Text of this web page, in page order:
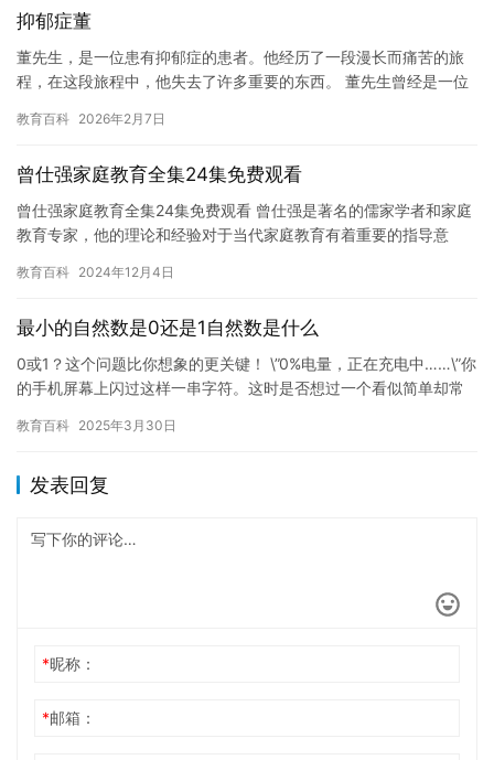
抑郁症董
董先生，是一位患有抑郁症的患者。他经历了一段漫长而痛苦的旅
程，在这段旅程中，他失去了许多重要的东西。 董先生曾经是一位
不得…
教育百科 2026年2月7日
曾仕强家庭教育全集24集免费观看
曾仕强家庭教育全集24集免费观看 曾仕强是著名的儒家学者和家庭
教育专家，他的理论和经验对于当代家庭教育有着重要的指导意
便…
教育百科 2024年12月4日
最小的自然数是0还是1自然数是什么
0或1？这个问题比你想象的更关键！ \”0%电量，正在充电中……\”你
的手机屏幕上闪过这样一串字符。这时是否想过一个看似简单却常
教育百科 2025年3月30日
发表回复
*昵称：
*邮箱：